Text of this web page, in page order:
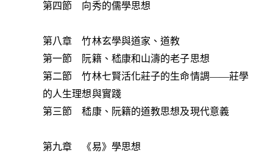
第四節 向秀的儒學思想
第八章 竹林玄學與道家、道教
第一節 阮籍、嵇康和山濤的老子思想
第二節 竹林七賢活化莊子的生命情調——莊學
的人生理想與實踐
第三節 嵇康、阮籍的道教思想及現代意義
第九章 《易》學思想